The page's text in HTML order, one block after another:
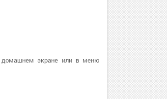
домашнем экране или в меню